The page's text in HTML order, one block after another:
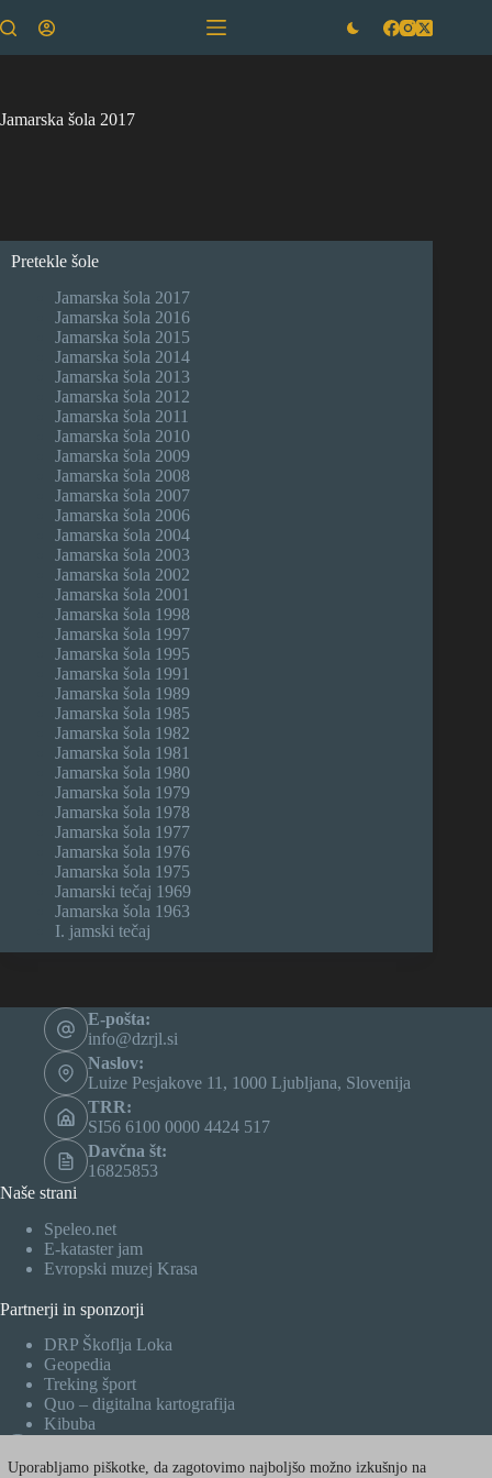
to
Uporabljamo piškotke, da zagotovimo najboljšo možno izkušnjo na
Jamarska šola 2017
Pretekle šole
Jamarska šola 2017
Jamarska šola 2016
Jamarska šola 2015
Jamarska šola 2014
Jamarska šola 2013
Jamarska šola 2012
Jamarska šola 2011
Jamarska šola 2010
Jamarska šola 2009
Jamarska šola 2008
Jamarska šola 2007
Jamarska šola 2006
Jamarska šola 2004
Jamarska šola 2003
Jamarska šola 2002
Jamarska šola 2001
Jamarska šola 1998
Jamarska šola 1997
Jamarska šola 1995
Jamarska šola 1991
Jamarska šola 1989
Jamarska šola 1985
Jamarska šola 1982
Jamarska šola 1981
Jamarska šola 1980
Jamarska šola 1979
Jamarska šola 1978
Jamarska šola 1977
Jamarska šola 1976
Jamarska šola 1975
Jamarski tečaj 1969
Jamarska šola 1963
I. jamski tečaj
E-pošta:
info@dzrjl.si
Naslov:
Luize Pesjakove 11, 1000 Ljubljana, Slovenija
TRR:
SI56 6100 0000 4424 517
Davčna št:
16825853
Naše strani
Speleo.net
E-kataster jam
Evropski muzej Krasa
Partnerji in sponzorji
DRP Škoflja Loka
Geopedia
Treking šport
Quo – digitalna kartografija
Kibuba